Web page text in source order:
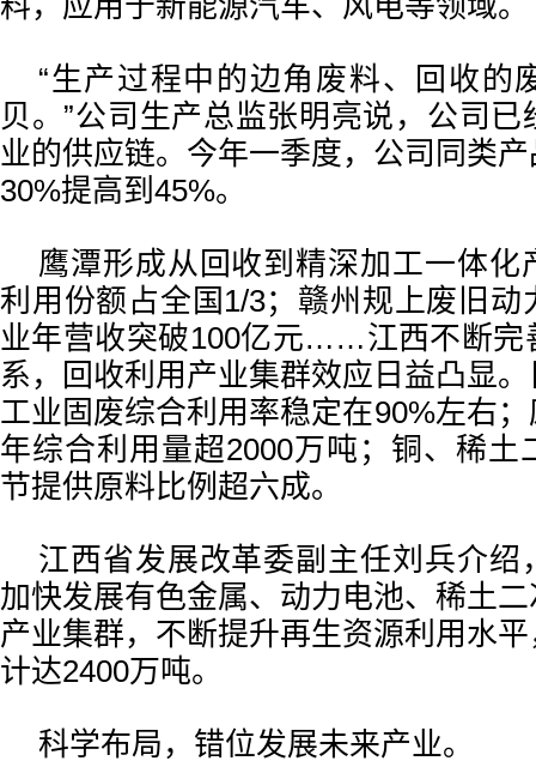
“生产过程中的边角废料、回收的
贝。”公司生产总监张明亮说，公司
业的供应链。今年一季度，公司同类
30%提高到45%。
鹰潭形成从回收到精深加工一体化
利用份额占全国1/3；赣州规上废旧动
业年营收突破100亿元……江西不断完
系，回收利用产业集群效应日益凸显
工业固废综合利用率稳定在90%左右
年综合利用量超2000万吨；铜、稀土
节提供原料比例超六成。
江西省发展改革委副主任刘兵介绍
加快发展有色金属、动力电池、稀土
产业集群，不断提升再生资源利用水
计达2400万吨。
科学布局，错位发展未来产业。